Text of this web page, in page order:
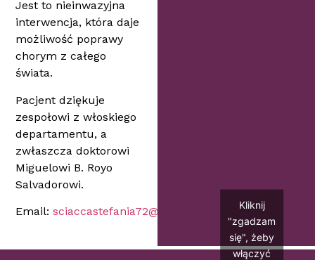
Jest to nieinwazyjna
interwencja, która daje
możliwość poprawy
chorym z całego
świata.
Pacjent dziękuje
zespołowi z włoskiego
departamentu, a
zwłaszcza doktorowi
Miguelowi B. Royo
Salvadorowi.
Email:sciaccastefania72@gmail.com
Kliknij
"zgadzam
się", żeby
włączyć